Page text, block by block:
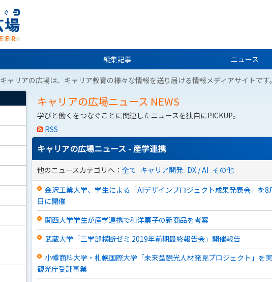
編集記事 ニュース
キャリアの広場は、キャリア教育の様々な情報を送り届ける情報メディアサイトです
キャリアの広場ニュース NEWS
学びと働くをつなぐことに関連したニュースを独自にPICKUP。
RSS
キャリアの広場ニュース - 産学連携
他のニュースカテゴリへ： 全て キャリア開発 DX / AI その他
金沢工業大学、学生による「AIデザインプロジェクト成果発表会」を8
日に開催
関西大学学生が産学連携で和洋菓子の新商品を考案
武蔵大学「三学部横断ゼミ 2019年前期最終報告会」開催報告
小樽商科大学・札幌国際大学「未来型観光人材発見プロジェクト」を実
観光庁受託事業